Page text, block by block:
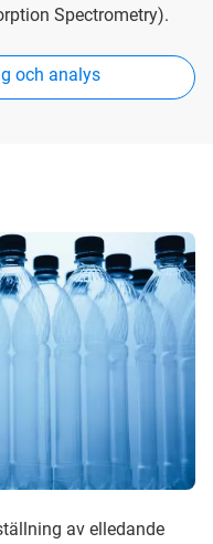
Spectrometry).
och analys
av elledande